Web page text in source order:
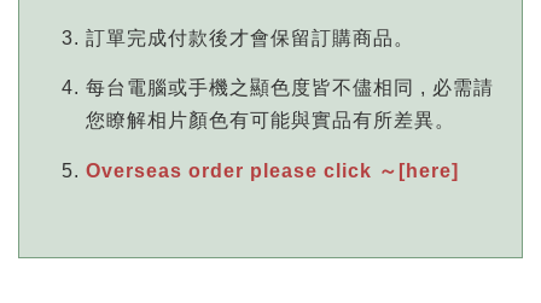
訂單完成付款後才會保留訂購商品。
每台電腦或手機之顯色度皆不儘相同 , 必需請
您瞭解相片顏色有可能與實品有所差異。
Overseas order please click ～[here]